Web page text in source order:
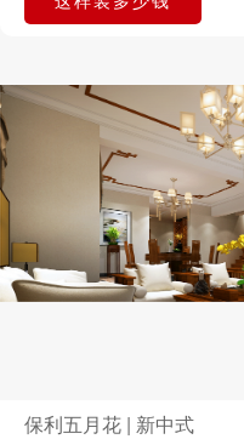
保利五月花 | 新中式